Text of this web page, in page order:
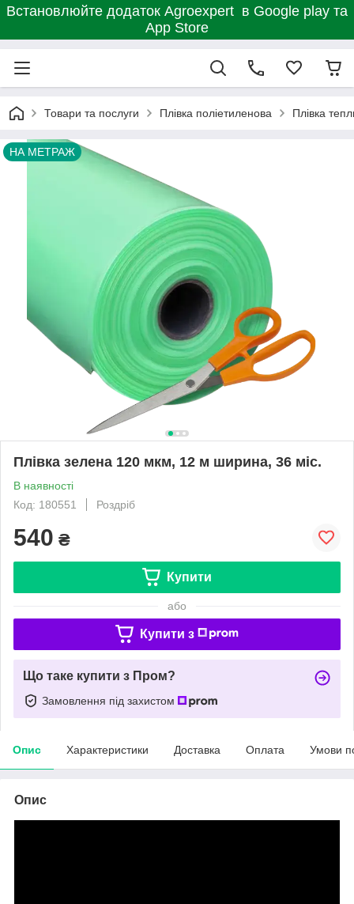
Встановлюйте додаток Agroexpert в Google play та
App Store
Товари та послуги Плівка поліетиленова Плівка
НА МЕТРАЖ
Плівка зелена 120 мкм, 12 м ширина, 36 міс.
В наявності
Код: 180551
Роздріб
540 ₴
Купити
або
Купити з
Що таке купити з Пром?
Замовлення під захистом
Опис Характеристики Доставка Оплата Умови
Опис